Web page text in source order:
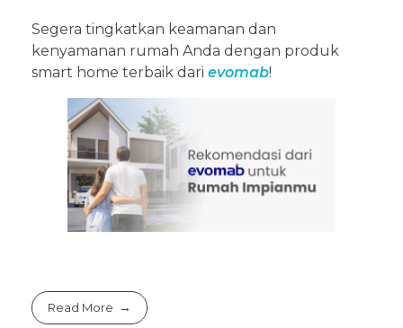
Segera tingkatkan keamanan dan
kenyamanan rumah Anda dengan produk
smart home terbaik dari evomab!
Read More